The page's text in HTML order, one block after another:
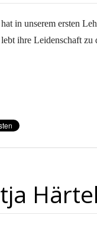
in unserem ersten
ihre Leidenschaft zu